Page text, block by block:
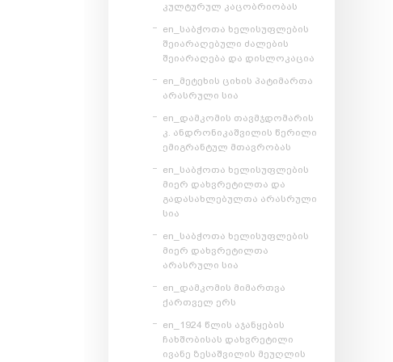
კულტურულ კაცობრიობას
en_საბჭოთა ხელისუფლების
შეიარაღებული ძალების
შეიარაღება და დისლოკაცია
en_მეტეხის ციხის პატიმართა
არასრული სია
en_დამკომის თავმჯდომარის
კ. ანდრონიკაშვილის წერილი
ემიგრანტულ მთავრობას
en_საბჭოთა ხელისუფლების
მიერ დახვრეტილთა და
გადასახლებულთა არასრული
სია
en_საბჭოთა ხელისუფლების
მიერ დახვრეტილთა
არასრული სია
en_დამკომის მიმართვა
ქართველ ერს
en_1924 წლის აჯანყების
ჩახშობისას დახვრეტილი
ივანე ზესაშვილის მეუღლის